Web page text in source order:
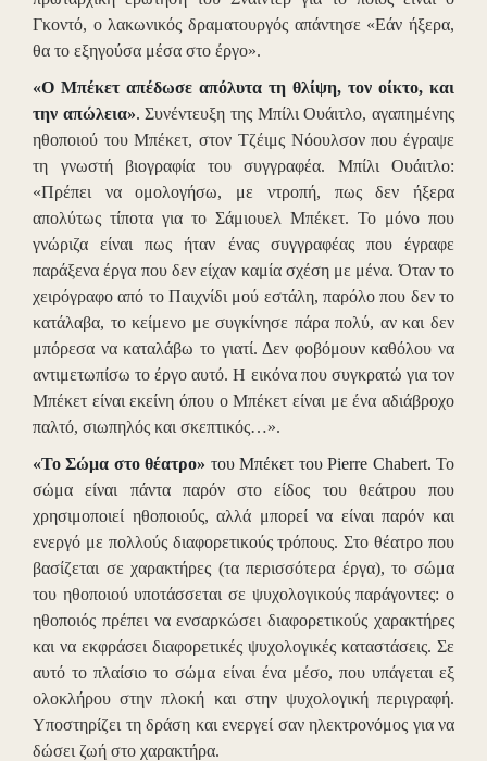
Γκοντό, ο λακωνικός δραματουργός απάντησε «Εάν ήξερα,
θα το εξηγούσα μέσα στο έργο».
«Ο Μπέκετ απέδωσε απόλυτα τη θλίψη, τον οίκτο, και
την απώλεια». Συνέντευξη της Μπίλι Ουάιτλο, αγαπημένης
ηθοποιού του Μπέκετ, στον Τζέιμς Νόουλσον που έγραψε
τη γνωστή βιογραφία του συγγραφέα. Μπίλι Ουάιτλο:
«Πρέπει να ομολογήσω, με ντροπή, πως δεν ήξερα
απολύτως τίποτα για το Σάμιουελ Μπέκετ. Το μόνο που
γνώριζα είναι πως ήταν ένας συγγραφέας που έγραφε
παράξενα έργα που δεν είχαν καμία σχέση με μένα. Όταν το
χειρόγραφο από το Παιχνίδι μού εστάλη, παρόλο που δεν το
κατάλαβα, το κείμενο με συγκίνησε πάρα πολύ, αν και δεν
μπόρεσα να καταλάβω το γιατί. Δεν φοβόμουν καθόλου να
αντιμετωπίσω το έργο αυτό. Η εικόνα που συγκρατώ για τον
Μπέκετ είναι εκείνη όπου ο Μπέκετ είναι με ένα αδιάβροχο
παλτό, σιωπηλός και σκεπτικός…».
«Το Σώμα στο θέατρο» του Μπέκετ του Pierre Chabert.Το
σώμα είναι πάντα παρόν στο είδος του θεάτρου που
χρησιμοποιεί ηθοποιούς, αλλά μπορεί να είναι παρόν και
ενεργό με πολλούς διαφορετικούς τρόπους. Στο θέατρο που
βασίζεται σε χαρακτήρες (τα περισσότερα έργα), το σώμα
του ηθοποιού υποτάσσεται σε ψυχολογικούς παράγοντες: ο
ηθοποιός πρέπει να ενσαρκώσει διαφορετικούς χαρακτήρες
και να εκφράσει διαφορετικές ψυχολογικές καταστάσεις. Σε
αυτό το πλαίσιο το σώμα είναι ένα μέσο, που υπάγεται εξ
ολοκλήρου στην πλοκή και στην ψυχολογική περιγραφή.
Υποστηρίζει τη δράση και ενεργεί σαν ηλεκτρονόμος για να
δώσει ζωή στο χαρακτήρα.